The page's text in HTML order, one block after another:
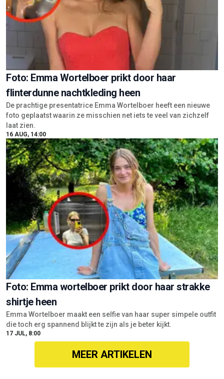
Foto: Emma Wortelboer prikt door haar
flinterdunne nachtkleding heen
De prachtige presentatrice Emma Wortelboer heeft een nieuwe
foto geplaatst waarin ze misschien net iets te veel van zichzelf
laat zien.
16 AUG, 14:00
Foto: Emma wortelboer prikt door haar strakke
shirtje heen
Emma Wortelboer maakt een selfie van haar super simpele outfit
die toch erg spannend blijkt te zijn als je beter kijkt.
17 JUL, 8:00
MEER ARTIKELEN